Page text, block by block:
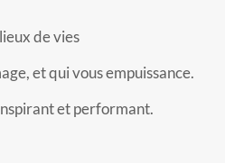
de vies
et qui vous empuissance.
et performant.